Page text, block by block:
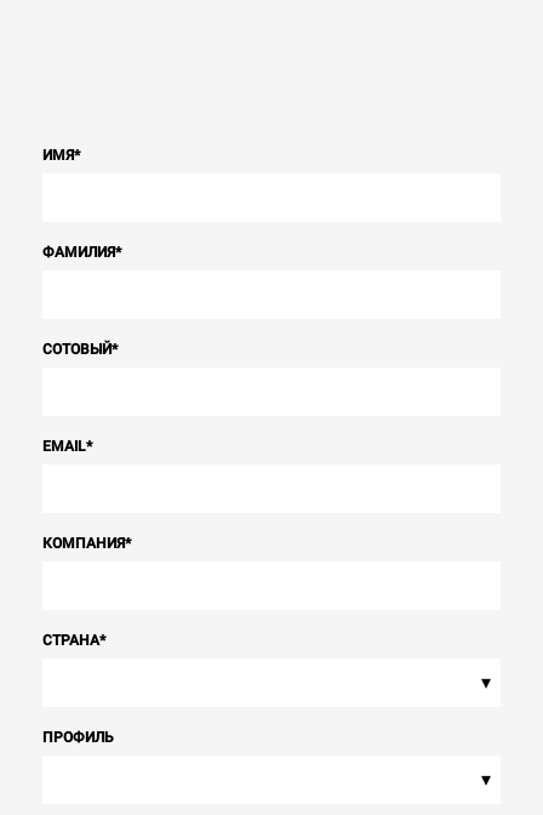
ИМЯ*
ФАМИЛИЯ*
СОТОВЫЙ*
EMAIL*
КОМПАНИЯ*
СТРАНА*
▾
ПРОФИЛЬ
▾